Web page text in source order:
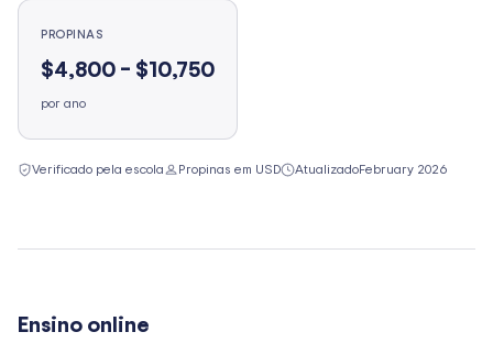
PROPINAS
$4,800 – $10,750
por ano
Verificado pela escola Propinas em USD AtualizadoFebruary 2026
Ensino online